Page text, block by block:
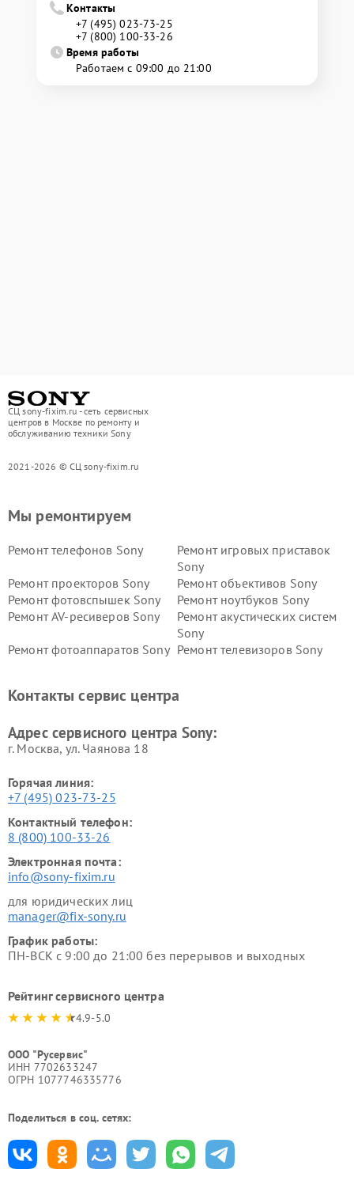
Контакты
+7 (495) 023-73-25
+7 (800) 100-33-26
Время работы
Работаем с 09:00 до 21:00
СЦ sony-fixim.ru - сеть сервисных
центров в Москве по ремонту и
обслуживанию техники Sony
2021-2026 © СЦ sony-fixim.ru
Мы ремонтируем
Ремонт телефонов Sony
Ремонт игровых приставок
Sony
Ремонт проекторов Sony
Ремонт объективов Sony
Ремонт фотовспышек Sony
Ремонт ноутбуков Sony
Ремонт AV-ресиверов Sony
Ремонт акустических систем
Sony
Ремонт фотоаппаратов Sony Ремонт телевизоров Sony
Контакты сервис центра
Адрес сервисного центра Sony:
г. Москва, ул. Чаянова 18
Горячая линия:
+7 (495) 023-73-25
Контактный телефон:
8 (800) 100-33-26
Электронная почта:
info@sony-fixim.ru
для юридических лиц
manager@fix-sony.ru
График работы:
ПН-ВСК с 9:00 до 21:00 без перерывов и выходных
Рейтинг сервисного центра
4.9-5.0
ООО "Русервис"
ИНН 7702633247
ОГРН 1077746335776
Поделиться в соц. сетях: